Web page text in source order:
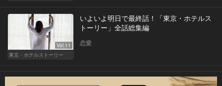
Vol.11
東京・ホテルストーリー
いよいよ明日で最終話！「東京・ホテルス
トーリー」全話総集編
恋愛